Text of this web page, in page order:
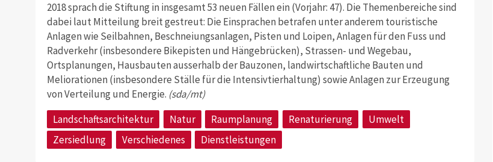
2018 sprach die Stiftung in insgesamt 53 neuen Fällen ein (Vorjahr: 47). Die Themenbereiche sind
dabei laut Mitteilung breit gestreut: Die Einsprachen betrafen unter anderem touristische
Anlagen wie Seilbahnen, Beschneiungsanlagen, Pisten und Loipen, Anlagen für den Fuss und
Radverkehr (insbesondere Bikepisten und Hängebrücken), Strassen- und Wegebau,
Ortsplanungen, Hausbauten ausserhalb der Bauzonen, landwirtschaftliche Bauten und
Meliorationen (insbesondere Ställe für die Intensivtierhaltung) sowie Anlagen zur Erzeugung
von Verteilung und Energie. (sda/mt)
Landschaftsarchitektur
Natur Raumplanung Renaturierung
Umwelt
Zersiedlung
Verschiedenes Dienstleistungen